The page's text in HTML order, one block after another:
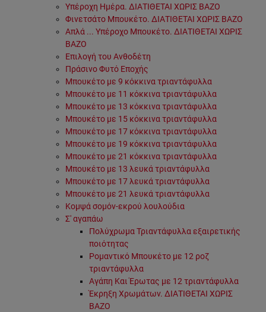
Υπέροχη Ημέρα. ΔΙΑΤΙΘΕΤΑΙ ΧΩΡΙΣ ΒΑΖΟ
Φινετσάτο Μπουκέτο. ΔΙΑΤΙΘΕΤΑΙ ΧΩΡΙΣ ΒΑΖΟ
Απλά ... Υπέροχο Μπουκέτο. ΔΙΑΤΙΘΕΤΑΙ ΧΩΡΙΣ
ΒΑΖΟ
Επιλογή του Ανθοδέτη
Πράσινο Φυτό Εποχής
Μπουκέτο με 9 κόκκινα τριαντάφυλλα
Μπουκέτο με 11 κόκκινα τριαντάφυλλα
Μπουκέτο με 13 κόκκινα τριαντάφυλλα
Μπουκέτο με 15 κόκκινα τριαντάφυλλα
Μπουκέτο με 17 κόκκινα τριαντάφυλλα
Μπουκέτο με 19 κόκκινα τριαντάφυλλα
Μπουκέτο με 21 κόκκινα τριαντάφυλλα
Μπουκέτο με 13 λευκά τριαντάφυλλα
Μπουκέτο με 17 λευκά τριαντάφυλλα
Μπουκέτο με 21 λευκά τριαντάφυλλα
Κομψά σομόν-εκρού λουλούδια
Σ' αγαπάω
Πολύχρωμα Τριαντάφυλλα εξαιρετικής
ποιότητας
Ρομαντικό Μπουκέτο με 12 ροζ
τριαντάφυλλα
Αγάπη Και Έρωτας με 12 τριαντάφυλλα
Έκρηξη Χρωμάτων. ΔΙΑΤΙΘΕΤΑΙ ΧΩΡΙΣ
ΒΑΖΟ